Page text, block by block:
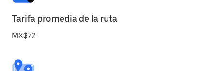
Tarifa promedia de la ruta
MX$72